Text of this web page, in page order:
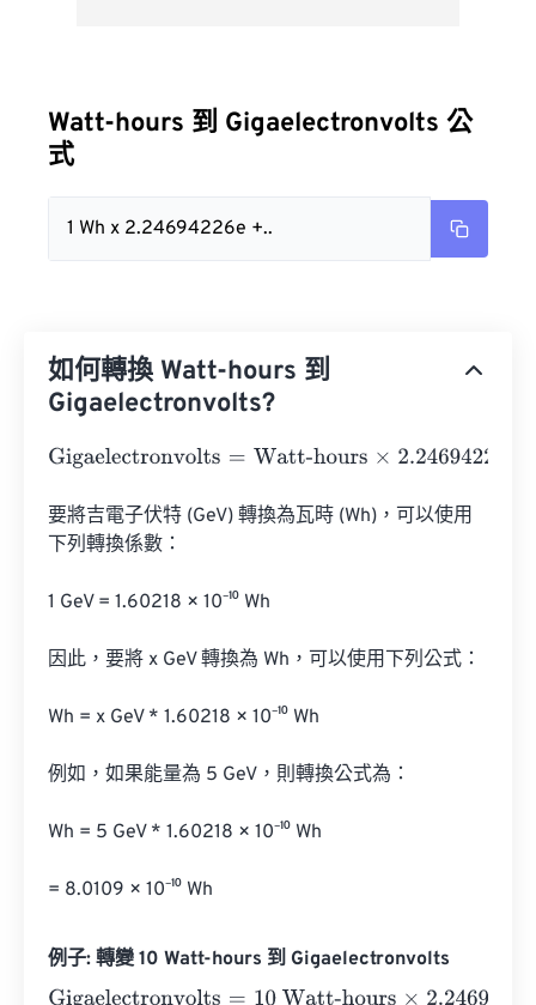
Watt-hours 到 Gigaelectronvolts 公
式
1 Wh x 2.24694226e +..
如何轉換 Watt-hours 到
Gigaelectronvolts?
Gigaelectronvolts=Watt-hours×2.24694226e+22
要將吉電子伏特 (GeV) 轉換為瓦時 (Wh)，可以使用
下列轉換係數：
1 GeV = 1.60218 × 10⁻¹⁰ Wh
因此，要將 x GeV 轉換為 Wh，可以使用下列公式：
Wh = x GeV * 1.60218 × 10⁻¹⁰ Wh
例如，如果能量為 5 GeV，則轉換公式為：
Wh = 5 GeV * 1.60218 × 10⁻¹⁰ Wh
= 8.0109 × 10⁻¹⁰ Wh
例子: 轉變 10 Watt-hours 到 Gigaelectronvolts
Gigaelectronvolts=10 Watt-hours×2.24694226e+22